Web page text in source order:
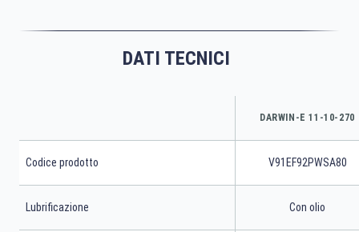
DATI TECNICI
DARWIN-E 11-10-270
Codice prodotto V91EF92PWSA80
Lubrificazione Con olio